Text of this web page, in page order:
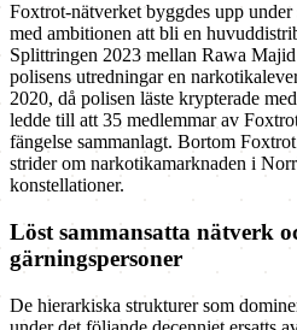
Foxtrot-nätverket byggdes upp
med ambitionen att bli en
Splittringen 2023 mellan Rawa
polisens utredningar en
2020, då polisen läste krypterade
ledde till att 35 medlemmar av
fängelse sammanlagt. Bortom
strider om narkotikamarknaden i
konstellationer.
Löst sammansatta nätverk
gärningspersoner
De hierarkiska strukturer som